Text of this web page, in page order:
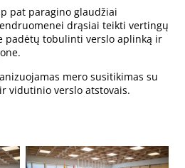
pat paragino glaudžiai
drąsiai teikti vertingų
padėtų tobulinti verslo aplinką ir
mero susitikimas su
vidutinio verslo atstovais.